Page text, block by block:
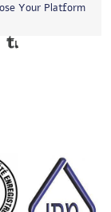
Your Platform!
Tumblr